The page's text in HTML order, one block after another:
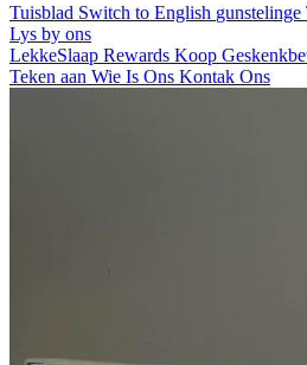
Tuisblad Switch to English gunstelinge
Lys by ons
LekkeSlaap Rewards Koop
Teken aan Wie Is Ons Kontak Ons